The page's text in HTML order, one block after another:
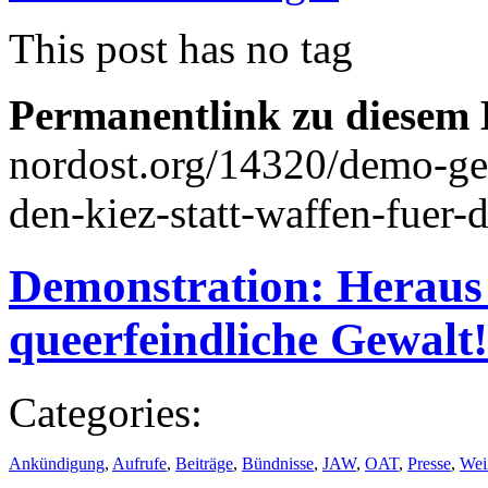
This post has no tag
Permanentlink zu
nordost.org/14320/demo-
den-kiez-statt-waffen-fuer-
Demonstration:
queerfeindliche Gewalt!
Categories:
Ankündigung, Aufrufe, Beiträge, Bündnisse, JAW, OAT, Presse,